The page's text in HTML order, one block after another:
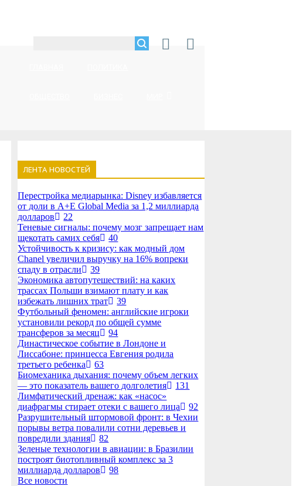
ЛЕНТА НОВОСТЕЙ
Перестройка медиарынка: Disney избавляется
от доли в A+E Global Media за 1,2 миллиарда
долларов
22
Теневые сигналы: почему мозг запрещает нам
щекотать самих себя
40
Устойчивость к кризису: как модный дом
Chanel увеличил выручку на 16% вопреки
спаду в отрасли
39
Экономика автопутешествий: на каких
трассах Польши взимают плату и как
избежать лишних трат
39
Футбольный феномен: английские игроки
установили рекорд по общей сумме
трансферов за месяц
94
Династическое событие в Лондоне и
Лиссабоне: принцесса Евгения родила
третьего ребенка
63
Биомеханика дыхания: почему объем легких
— это показатель вашего долголетия
131
Лимфатический дренаж: как «насос»
диафрагмы стирает отеки с вашего лица
92
Разрушительный штормовой фронт: в Чехии
порывы ветра повалили сотни деревьев и
повредили здания
82
Зеленые технологии в авиации: в Бразилии
построят биотопливный комплекс за 3
миллиарда долларов
98
Все новости